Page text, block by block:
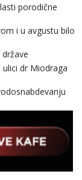
porodične
i u avgustu bilo
dr Miodraga